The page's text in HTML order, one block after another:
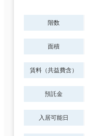
階数
面積
賃料（共益費含）
預託金
入居可能日